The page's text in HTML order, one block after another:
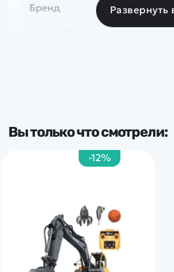
Бренд
Развернуть
Вы только что смотрели:
-12%